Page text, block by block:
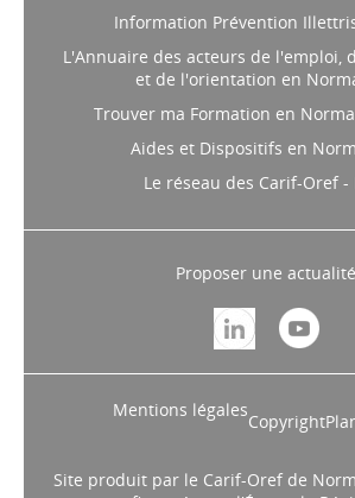
Information Prévention
L'Annuaire des acteurs de l'emploi,
et de l'orientation en
Trouver ma Formation en
Aides et Dispositifs en
Le réseau des Carif-Oref -
Proposer une actualité
Mentions légales
Copyright
Site produit par le Carif-Oref de